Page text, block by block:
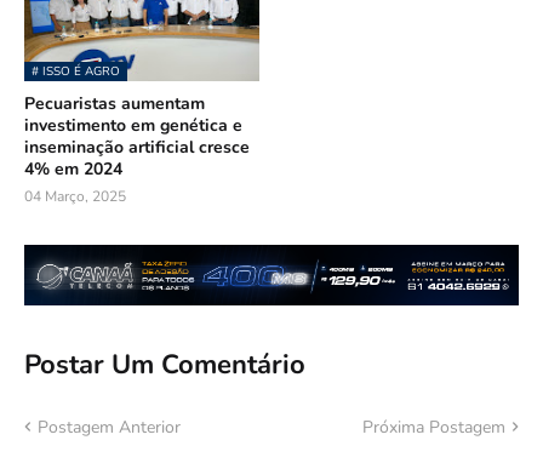
# ISSO É AGRO
Pecuaristas aumentam
investimento em genética e
inseminação artificial cresce
4% em 2024
04 Março, 2025
Postar Um Comentário
Postagem Anterior Próxima Postagem